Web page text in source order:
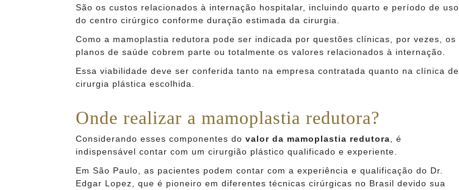
São os custos relacionados à internação hospitalar, incluindo quarto e período de uso
do centro cirúrgico conforme duração estimada da cirurgia.
Como a mamoplastia redutora pode ser indicada por questões clínicas, por vezes, os
planos de saúde cobrem parte ou totalmente os valores relacionados à internação.
Essa viabilidade deve ser conferida tanto na empresa contratada quanto na clínica de
cirurgia plástica escolhida.
Onde realizar a mamoplastia redutora?
Considerando esses componentes do valor da mamoplastia redutora, é
indispensável contar com um cirurgião plástico qualificado e experiente.
Em São Paulo, as pacientes podem contar com a experiência e qualificação do Dr.
Edgar Lopez, que é pioneiro em diferentes técnicas cirúrgicas no Brasil devido sua